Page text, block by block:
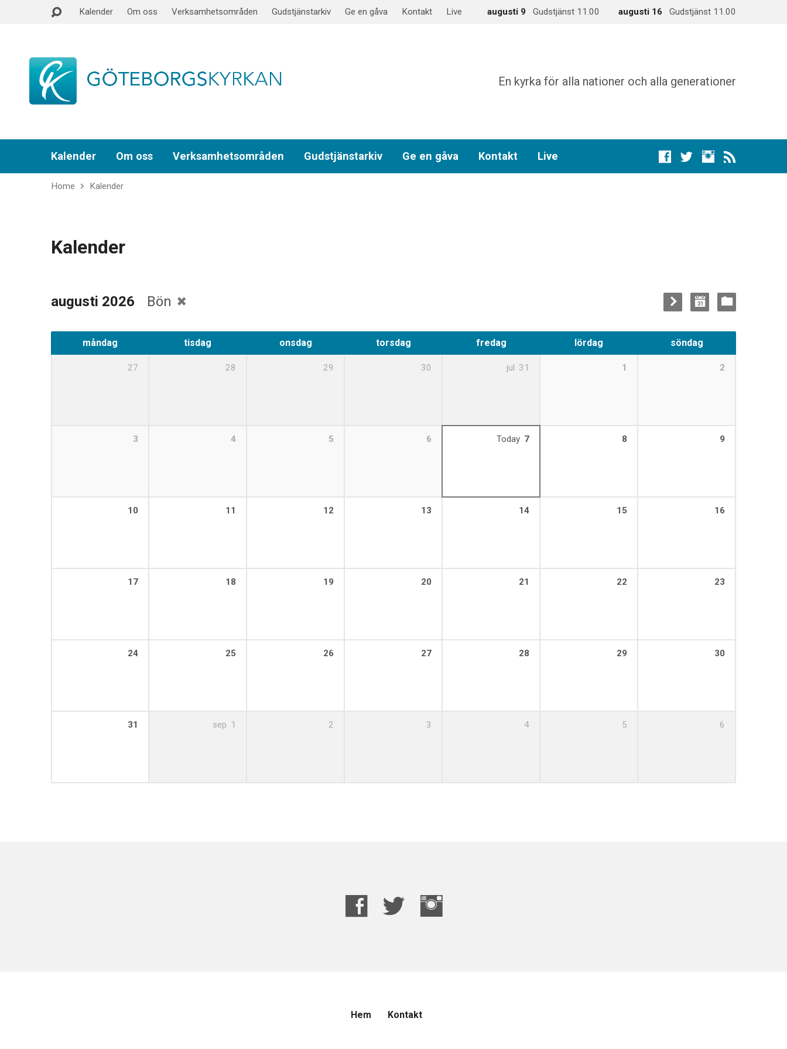
Kalender Om oss Verksamhetsområden Gudstjänstarkiv Ge en gåva Kontakt Live augusti 9 Gudstjänst 11.00 augusti 16 Gudstjänst 11.00
En kyrka för alla nationer och alla generationer
Kalender Om oss Verksamhetsområden Gudstjänstarkiv Ge en gåva Kontakt Live
Home Kalender
Kalender
augusti 2026 Bön
måndag tisdag onsdag torsdag fredag lördag söndag
27 28 29 30 jul 31 1 2
3 4 5 6 Today 7 8 9
10 11 12 13 14 15 16
17 18 19 20 21 22 23
24 25 26 27 28 29 30
31 sep 1 2 3 4 5 6
Hem Kontakt